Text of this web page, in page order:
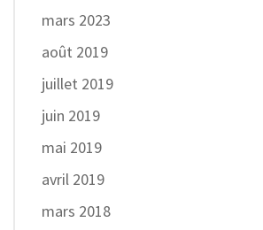
mars 2023
août 2019
juillet 2019
juin 2019
mai 2019
avril 2019
mars 2018